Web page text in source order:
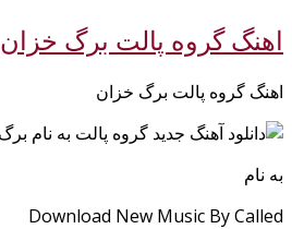
اهنگ گروه پالت برگ خزان
اهنگ گروه پالت برگ خزان
به نام
Download New Music By Called